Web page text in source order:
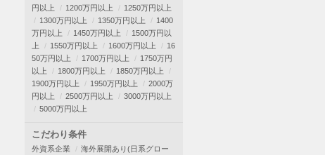
円以上
1200万円以上
1250万円以上
1300万円以上
1350万円以上
1400
万円以上
1450万円以上
1500万円以
上
1550万円以上 1600万円以上
16
50万円以上
1700万円以上
1750万円
以上
1800万円以上
1850万円以上
1900万円以上
1950万円以上
2000万
円以上
2500万円以上
3000万円以上
5000万円以上
こだわり条件
外資系企業
海外展開あり(日系グロー